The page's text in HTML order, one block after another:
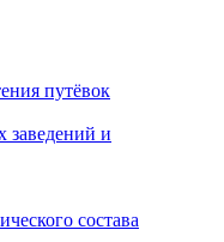
путёвок
заведений и
состава